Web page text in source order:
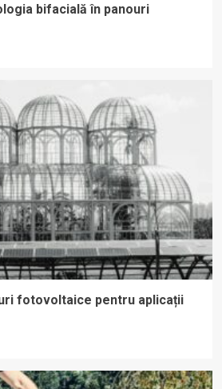
bifacială în panouri
fotovoltaice pentru aplicații